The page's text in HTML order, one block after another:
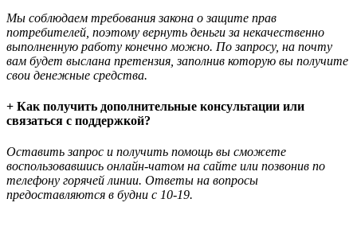
Мы соблюдаем требования закона о защите прав
потребителей, поэтому вернуть деньги за некачественно
выполненную работу конечно можно. По запросу, на почту
вам будет выслана претензия, заполнив которую вы получите
свои денежные средства.
+ Как получить дополнительные консультации или
связаться с поддержкой?
Оставить запрос и получить помощь вы сможете
воспользовавшись онлайн-чатом на сайте или позвонив по
телефону горячей линии. Ответы на вопросы
предоставляются в будни с 10-19.